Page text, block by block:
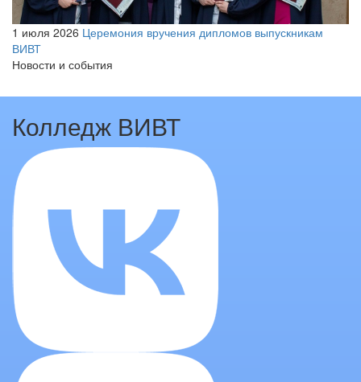
1 июля 2026 Церемония вручения дипломов выпускникам
ВИВТ
Новости и события
Колледж ВИВТ